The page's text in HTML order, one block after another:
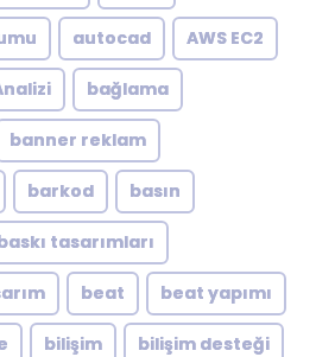
autocad AWS EC2
bağlama
banner reklam
barkod basın
tasarımları
beat beat yapımı
bilişim bilişim desteği